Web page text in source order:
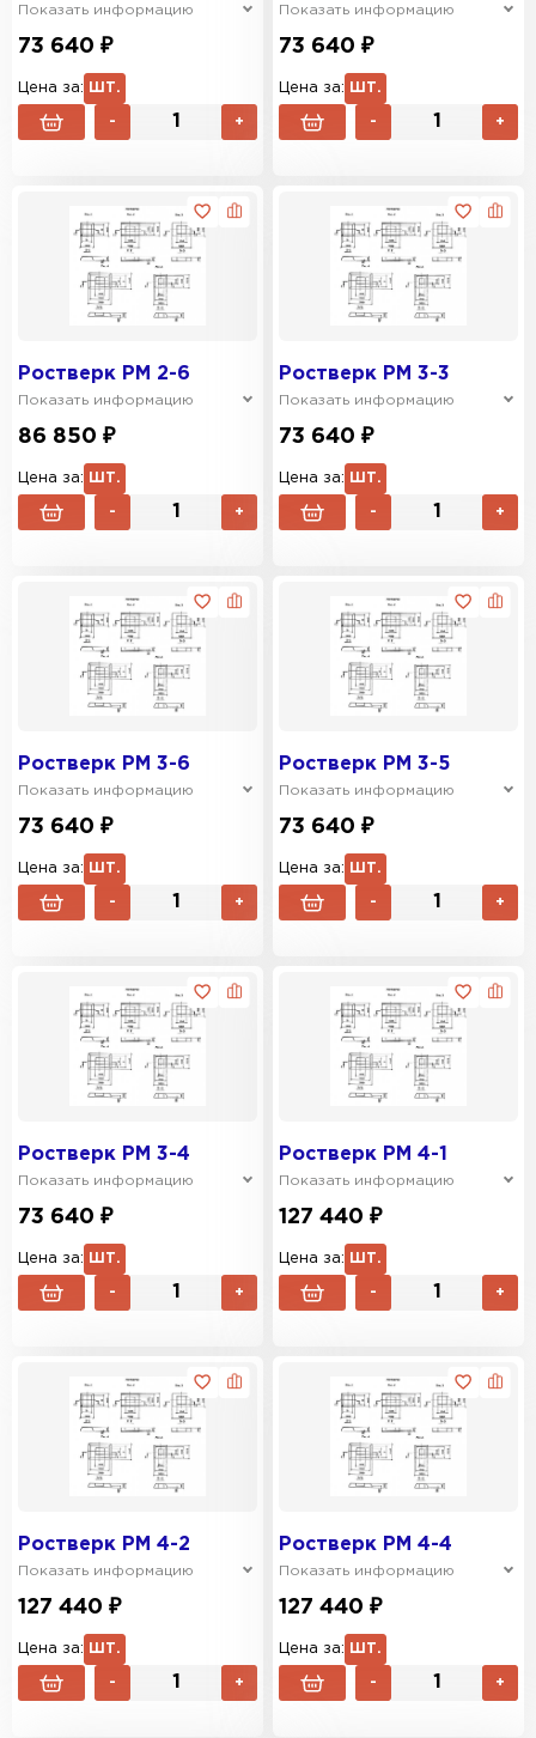
Показать информацию
73 640 ₽
Цена за: ШТ.
- +
Показать информацию
73 640 ₽
Цена за: ШТ.
- +
Ростверк РМ 2-6
Показать информацию
86 850 ₽
Цена за: ШТ.
- +
Ростверк РМ 3-3
Показать информацию
73 640 ₽
Цена за: ШТ.
- +
Ростверк РМ 3-6
Показать информацию
73 640 ₽
Цена за: ШТ.
- +
Ростверк РМ 3-5
Показать информацию
73 640 ₽
Цена за: ШТ.
- +
Ростверк РМ 3-4
Показать информацию
73 640 ₽
Цена за: ШТ.
- +
Ростверк РМ 4-1
Показать информацию
127 440 ₽
Цена за: ШТ.
- +
Ростверк РМ 4-2
Показать информацию
127 440 ₽
Цена за: ШТ.
- +
Ростверк РМ 4-4
Показать информацию
127 440 ₽
Цена за: ШТ.
- +